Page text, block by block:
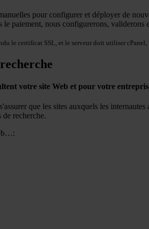
pour configurer et déployer de
paiement, nous configurerons,
le certificat SSL, et le serveur doit utiliser cPanel,
votre site Web et pour votre
que les sites auxquels les
recherche.